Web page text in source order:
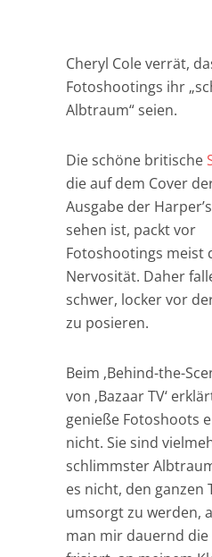
Cheryl Cole verrät,
Fotoshootings ihr
Albtraum“ seien.
Die schöne britische
die auf dem Cover
Ausgabe der
sehen ist, packt vor
Fotoshootings meist
Nervosität. Daher
schwer, locker vor
zu posieren.
Beim ‚Behind-the-
von ‚Bazaar TV‘
genieße Fotoshoots
nicht. Sie sind
schlimmster
es nicht, den ganzen
umsorgt zu werden,
man mir dauernd die